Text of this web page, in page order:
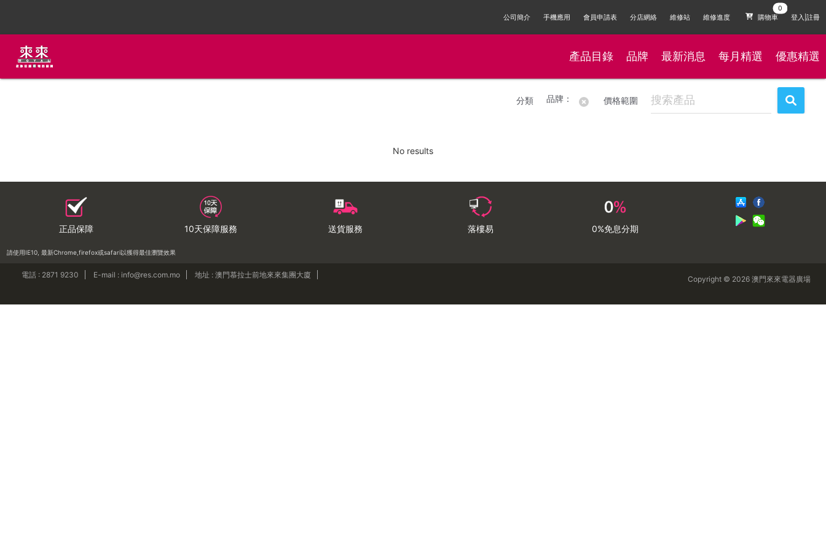
公司簡介 手機應用 會員申請表 分店網絡 維修站 維修進度 購物車 登入|註冊
產品目錄 品牌 最新消息 每月精選 優惠精選
分類 品牌： 價格範圍
No results
正品保障 10天保障服務 送貨服務 落樓易 0%免息分期
請使用IE10, 最新Chrome,firefox或safari以獲得最佳瀏覽效果
電話 : 2871 9230 E-mail : info@res.com.mo 地址 : 澳門慕拉士前地來來集團大廈 Copyright © 2026 澳門來來電器廣場